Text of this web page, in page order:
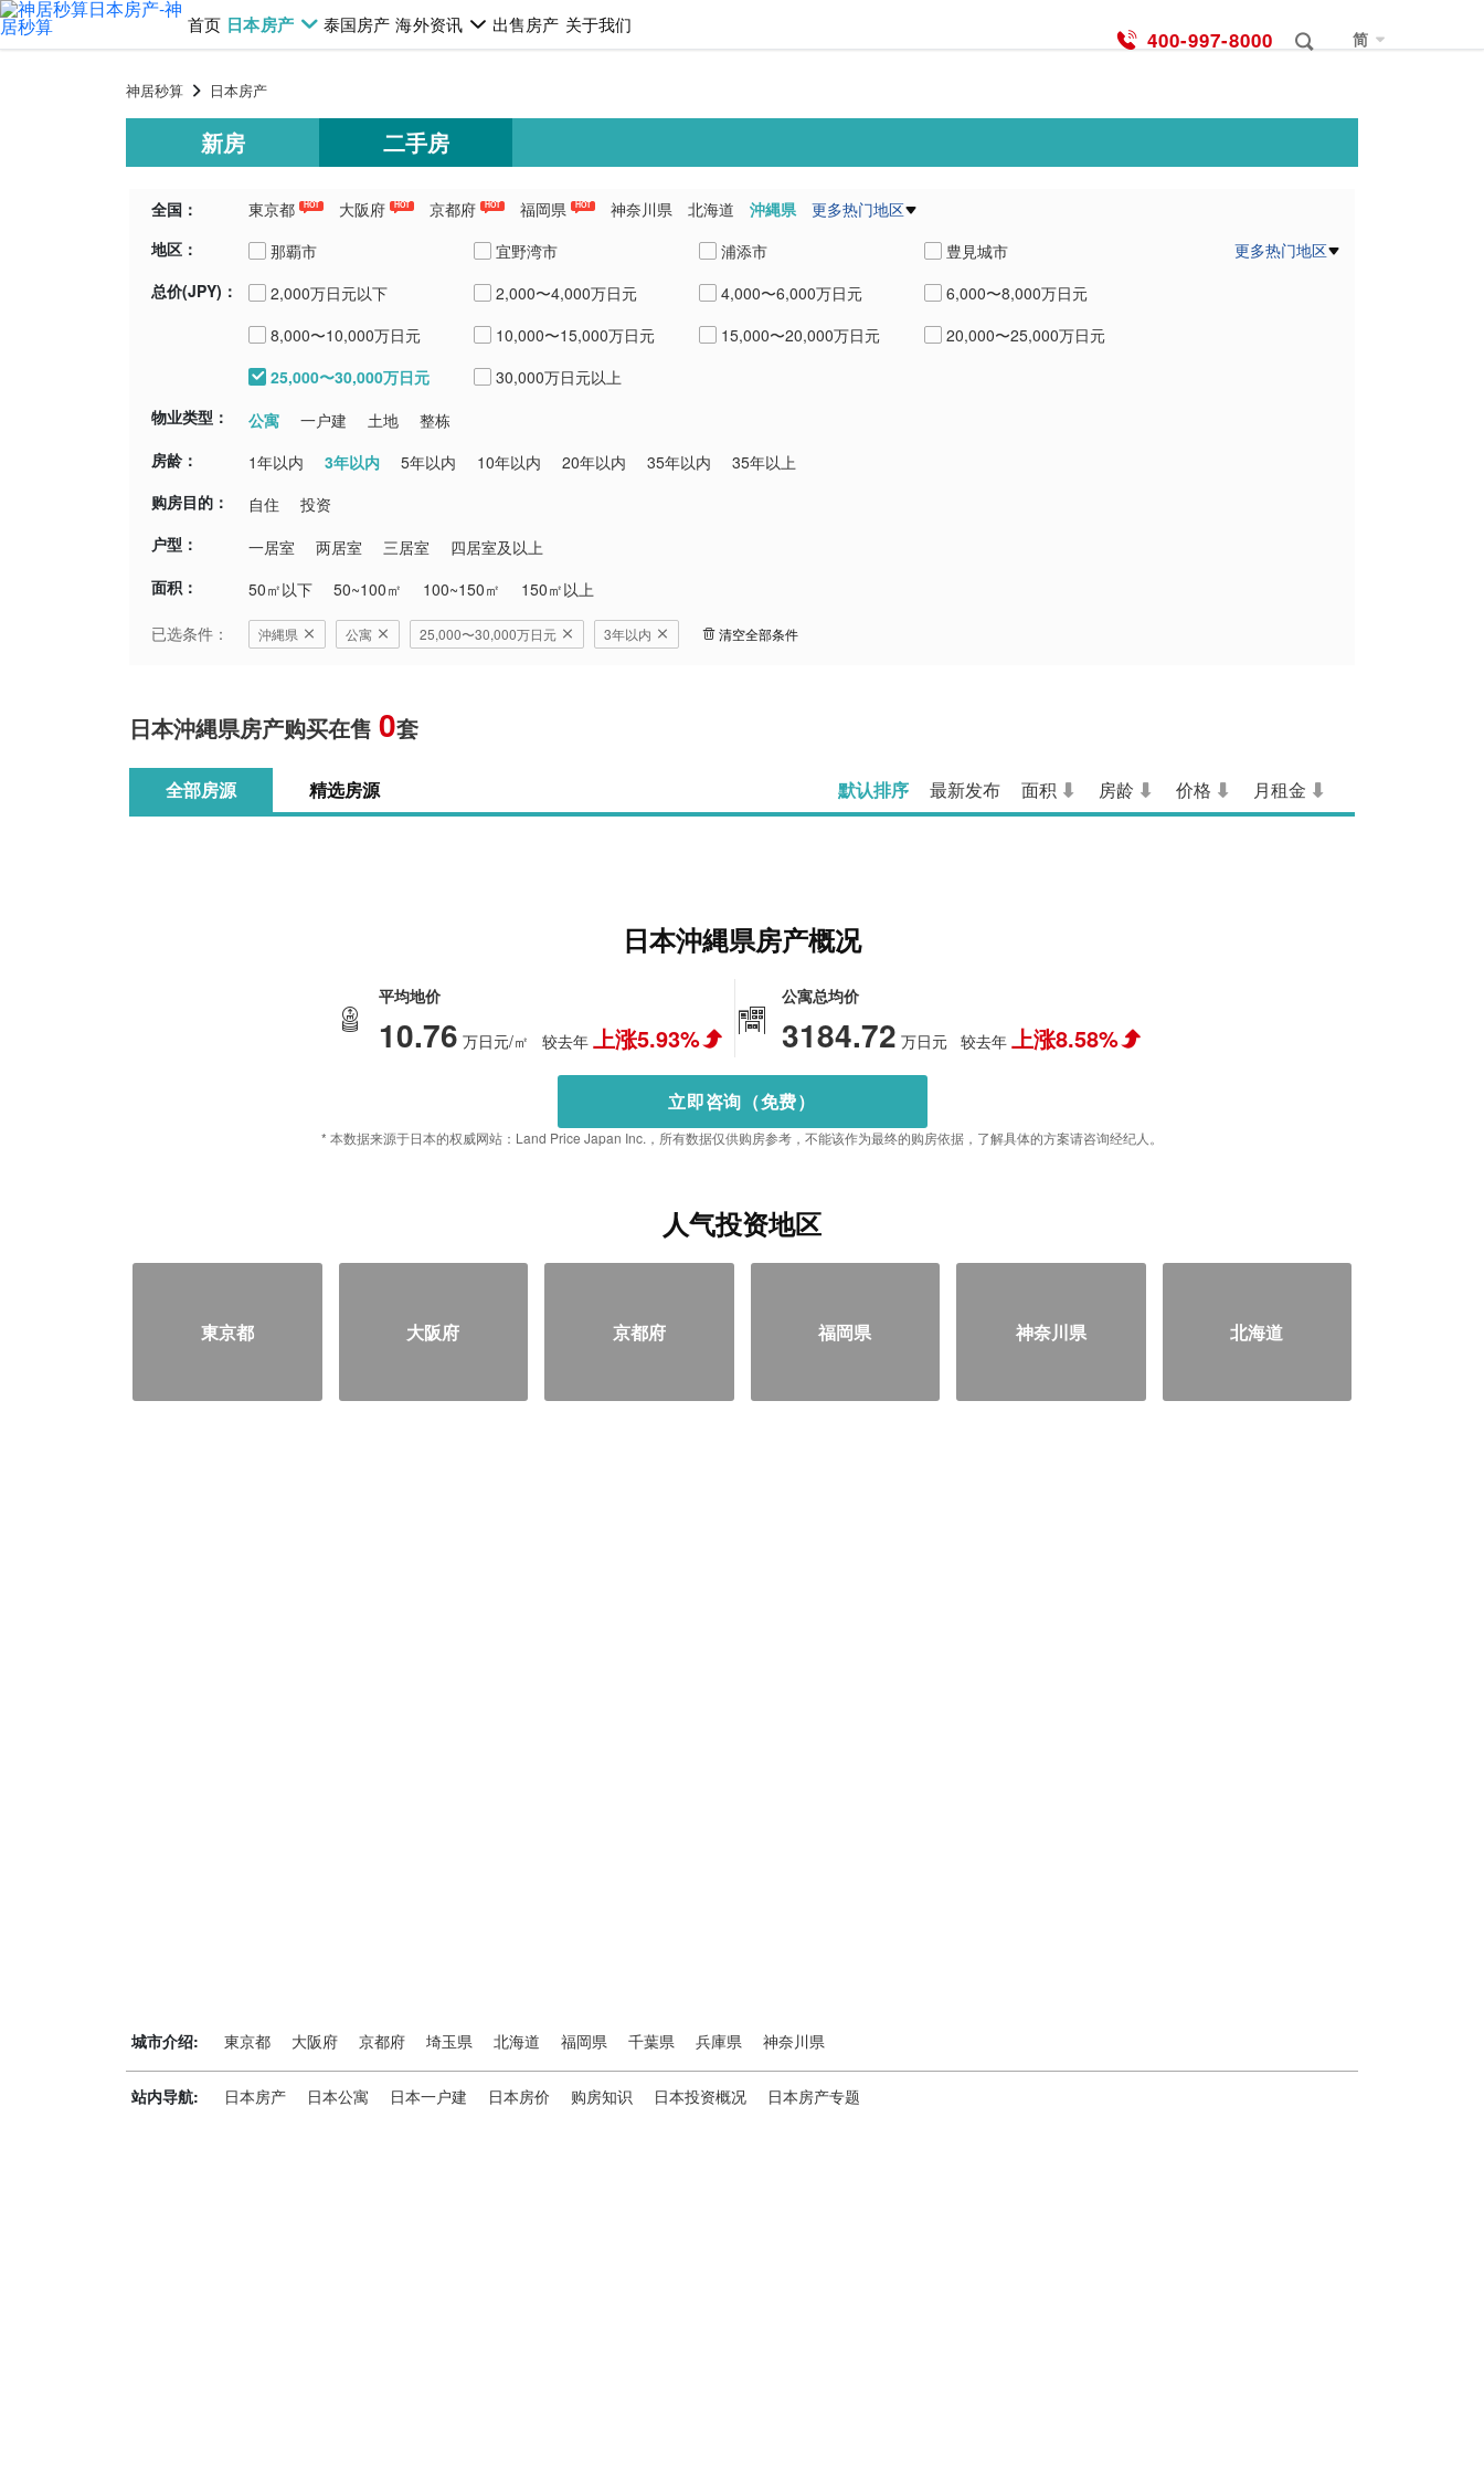
400-997-8000 简
首页 日本房产 泰国房产 海外资讯 出售房产 关于我们
神居秒算 日本房产
新房 二手房
全国： 東京都 HOT 大阪府 HOT 京都府 HOT 福岡県 HOT 神奈川県 北海道 沖縄県
更多热门地区
千葉県
埼玉県 新潟県 愛知県
地区： 那覇市 宜野湾市 浦添市
豊見城市
宮古島市
国頭郡本部町 国頭郡恩納村
中頭郡読谷村
中頭郡中城村
更多热门地区
总价(JPY)：
2,000万日元以下 2,000〜4,000万日元 4,000〜6,000万日元
6,000〜8,000万日元
8,000〜10,000万日元
10,000〜15,000万日元 15,000〜20,000万日元
20,000〜25,000万日元
25,000〜30,000万日元
30,000万日元以上
物业类型：
公寓 一户建 土地
整栋
房龄：
1年以内 3年以内 5年以内 10年以内 20年以内 35年以内
35年以上
购房目的：
自住
投资
户型：
一居室 两居室 三居室
四居室及以上
面积：
50㎡以下 50~100㎡ 100~150㎡
150㎡以上
已选条件：
沖縄県 公寓 25,000〜30,000万日元 3年以内 清空全部条件
日本沖縄県房产购买在售 0套
全部房源 精选房源 默认排序 最新发布 面积 房龄 价格 月租金
日本沖縄県房产概况
平均地价
10.76 万日元/㎡ 较去年 上涨5.93%
公寓总均价
3184.72 万日元 较去年 上涨8.58%
立即咨询（免费）
* 本数据来源于日本的权威网站：Land Price Japan Inc.，所有数据仅供购房参考，不能该作为最终的购房依据，了解具体的方案请咨询经纪人。
人气投资地区
東京都 大阪府 京都府 福岡県 神奈川県 北海道
城市介绍: 東京都 大阪府 京都府 埼玉県 北海道 福岡県 千葉県 兵庫県 神奈川県
站内导航: 日本房产 日本公寓 日本一户建 日本房价 购房知识 日本投资概况 日本房产专题